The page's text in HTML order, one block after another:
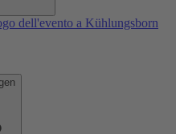
dell'evento a Kühlungsborn